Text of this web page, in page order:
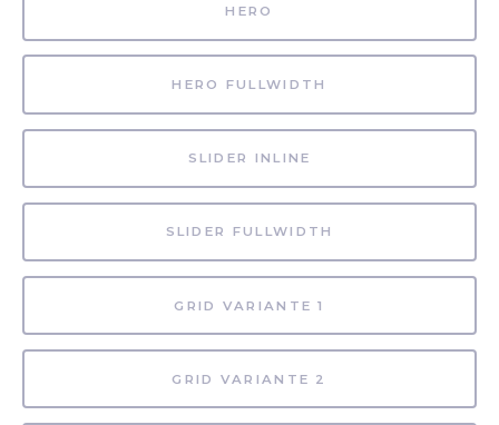
HERO
HERO FULLWIDTH
SLIDER INLINE
SLIDER FULLWIDTH
GRID VARIANTE 1
GRID VARIANTE 2